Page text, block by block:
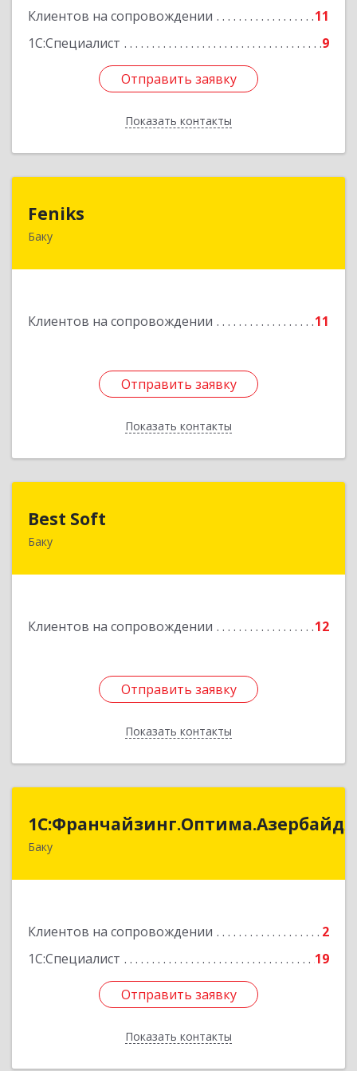
Клиентов на сопровождении
11
1С:Специалист
9
Отправить заявку
Показать контакты
Отправить заявку
Назад
Feniks
Баку
Клиентов на сопровождении 11
Отправить заявку
Показать контакты
AZ1029, Азербайджан, г.Баку, пр. Г. Алиева 187Б,
Отправить заявку
Назад
Best Soft
Баку
Клиентов на сопровождении 12
Отправить заявку
Показать контакты
Азербайджан, Баку, AZ1029, Пр. Г. Алиева 95,
Отправить заявку
Назад
Баку
Клиентов на сопровождении
2
1С:Специалист
19
Отправить заявку
Показать контакты
Отправить заявку
Назад